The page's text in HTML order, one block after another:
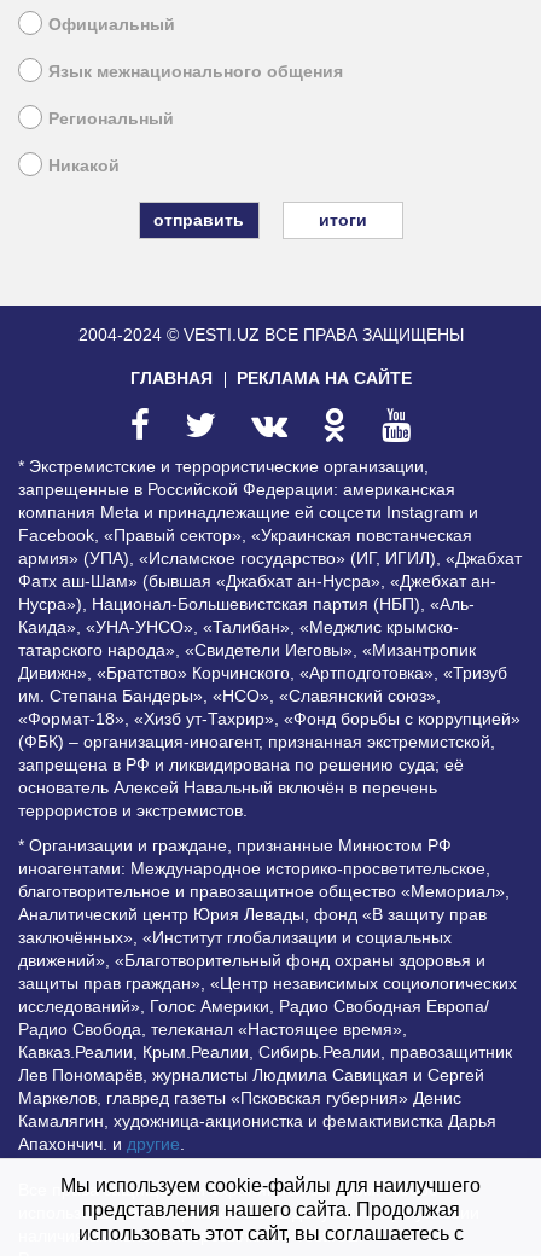
Официальный
Язык межнационального общения
Региональный
Никакой
итоги
2004-2024 © VESTI.UZ ВСЕ ПРАВА ЗАЩИЩЕНЫ
ГЛАВНАЯ РЕКЛАМА НА САЙТЕ
* Экстремистские и террористические организации,
запрещенные в Российской Федерации: американская
компания Meta и принадлежащие ей соцсети Instagram и
Facebook, «Правый сектор», «Украинская повстанческая
армия» (УПА), «Исламское государство» (ИГ, ИГИЛ), «Джабхат
Фатх аш-Шам» (бывшая «Джабхат ан-Нусра», «Джебхат ан-
Нусра»), Национал-Большевистская партия (НБП), «Аль-
Каида», «УНА-УНСО», «Талибан», «Меджлис крымско-
татарского народа», «Свидетели Иеговы», «Мизантропик
Дивижн», «Братство» Корчинского, «Артподготовка», «Тризуб
им. Степана Бандеры», «НСО», «Славянский союз»,
«Формат-18», «Хизб ут-Тахрир», «Фонд борьбы с коррупцией»
(ФБК) – организация-иноагент, признанная экстремистской,
запрещена в РФ и ликвидирована по решению суда; её
основатель Алексей Навальный включён в перечень
террористов и экстремистов.
* Организации и граждане, признанные Минюстом РФ
иноагентами: Международное историко-просветительское,
благотворительное и правозащитное общество «Мемориал»,
Аналитический центр Юрия Левады, фонд «В защиту прав
заключённых», «Институт глобализации и социальных
движений», «Благотворительный фонд охраны здоровья и
защиты прав граждан», «Центр независимых социологических
исследований», Голос Америки, Радио Свободная Европа/
Радио Свобода, телеканал «Настоящее время»,
Кавказ.Реалии, Крым.Реалии, Сибирь.Реалии, правозащитник
Лев Пономарёв, журналисты Людмила Савицкая и Сергей
Маркелов, главред газеты «Псковская губерния» Денис
Камалягин, художница-акционистка и фемактивистка Дарья
Апахончич. и другие
Все права защищены и охраняются законом. Любое
использование материалов сайта допустимо при условии
наличия активной гиперссылки на Vesti.UZ.
Мы используем cookie-файлы для наилучшего
представления нашего сайта. Продолжая
использовать этот сайт, вы соглашаетесь с